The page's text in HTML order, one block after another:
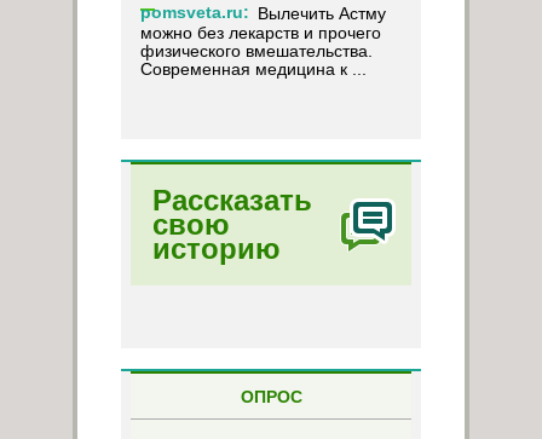
pomsveta.ru: Вылечить Астму
можно без лекарств и прочего
физического вмешательства.
Современная медицина к ...
Рассказать
свою
историю
ОПРОС